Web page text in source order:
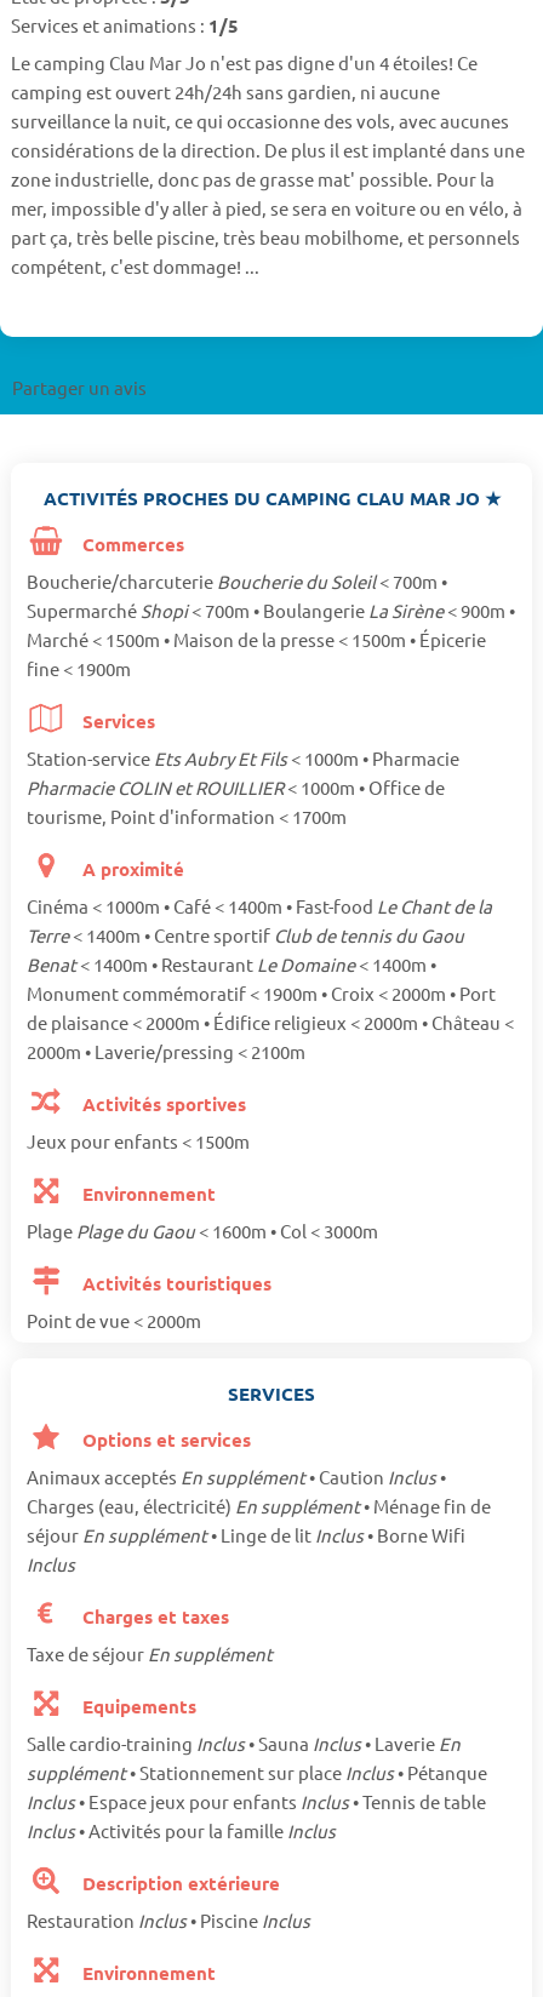
Services et animations : 1/5
Le camping Clau Mar Jo n'est pas digne d'un 4 étoiles! Ce
camping est ouvert 24h/24h sans gardien, ni aucune
surveillance la nuit, ce qui occasionne des vols, avec aucunes
considérations de la direction. De plus il est implanté dans une
zone industrielle, donc pas de grasse mat' possible. Pour la
mer, impossible d'y aller à pied, se sera en voiture ou en vélo, à
part ça, très belle piscine, très beau mobilhome, et personnels
compétent, c'est dommage! ...
Partager un avis
ACTIVITÉS PROCHES DU CAMPING CLAU MAR JO ★
Commerces
Boucherie/charcuterie Boucherie du Soleil< 700m •
Supermarché Shopi< 700m • Boulangerie La Sirène< 900m •
Marché < 1500m • Maison de la presse < 1500m • Épicerie
fine < 1900m
Services
Station-service Ets Aubry Et Fils< 1000m • Pharmacie
Pharmacie COLIN et ROUILLIER< 1000m • Office de
tourisme, Point d'information < 1700m
A proximité
Cinéma < 1000m • Café < 1400m • Fast-food Le Chant de la
Terre< 1400m • Centre sportif Club de tennis du Gaou
Benat< 1400m • Restaurant Le Domaine< 1400m •
Monument commémoratif < 1900m • Croix < 2000m • Port
de plaisance < 2000m • Édifice religieux < 2000m • Château <
2000m • Laverie/pressing < 2100m
Activités sportives
Jeux pour enfants < 1500m
Environnement
Plage Plage du Gaou< 1600m • Col < 3000m
Activités touristiques
Point de vue < 2000m
SERVICES
Options et services
Animaux acceptés En supplément• Caution Inclus•
Charges (eau, électricité) En supplément• Ménage fin de
séjour En supplément• Linge de lit Inclus• Borne Wifi
Inclus
Charges et taxes
Taxe de séjour En supplément
Equipements
Salle cardio-training Inclus• Sauna Inclus• Laverie En
supplément• Stationnement sur place Inclus• Pétanque
Inclus• Espace jeux pour enfants Inclus• Tennis de table
Inclus• Activités pour la famille Inclus
Description extérieure
Restauration Inclus• Piscine Inclus
Environnement